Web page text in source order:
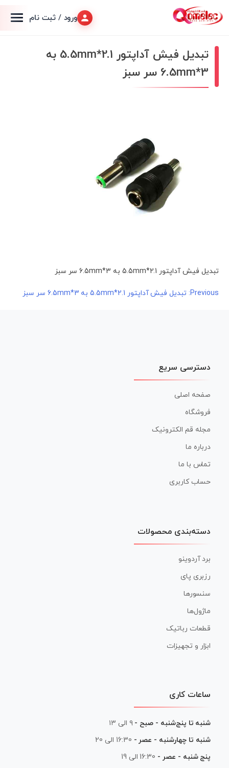
ورود / ثبت نام
تبدیل فیش آداپتور 2.1*5.5mm به
3*6.5mm سر سبز
تبدیل فیش آداپتور 2.1*5.5mm به 3*6.5mm سر سبز
راهبری
Previous: تبدیل فیش آداپتور 2.1*5.5mm به 3*6.5mm سر سبز
دسترسی سریع
صفحه اصلی
فروشگاه
مجله قم الکترونیک
درباره ما
تماس با ما
حساب کاربری
دسته‌بندی محصولات
برد آردوینو
رزبری پای
سنسورها
ماژول‌ها
قطعات رباتیک
ابزار و تجهیزات
ساعات کاری
شنبه تا پنج‌شنبه - صبح - ۹ الی ۱۳
شنبه تا چهارشنبه - عصر - 16:30 الی 20
پنج شنبه - عصر - 16:30 الی 19